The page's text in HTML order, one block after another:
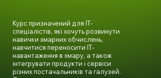
Курс призначений для ІТ-
спеціалістів, які хочуть розвинути
навички хмарних обчислень,
навчитися переносити ІТ-
навантаження в хмару, а також
інтегрувати продукти і сервіси
різних постачальників та галузей.